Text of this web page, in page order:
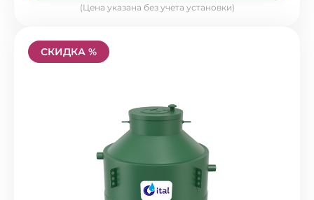
(Цена указана без учета установки)
СКИДКА %